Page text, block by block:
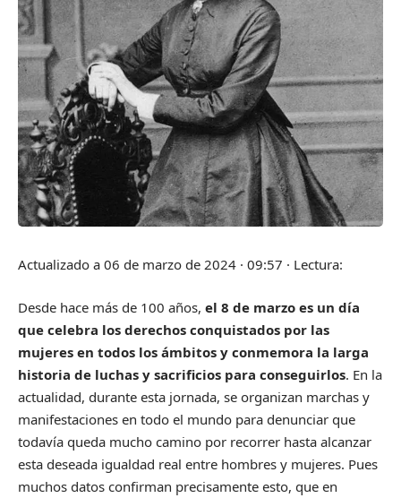
Actualizado a 06 de marzo de 2024 · 09:57 · Lectura:
Desde hace más de 100 años, el 8 de marzo es un día
que celebra los derechos conquistados por las
mujeres en todos los ámbitos y conmemora la larga
historia de luchas y sacrificios para conseguirlos. En la
actualidad, durante esta jornada, se organizan marchas y
manifestaciones en todo el mundo para denunciar que
todavía queda mucho camino por recorrer hasta alcanzar
esta deseada igualdad real entre hombres y mujeres. Pues
muchos datos confirman precisamente esto, que en